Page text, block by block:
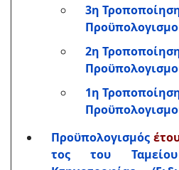
3η
2η
1η
Προϋπολογισμός
τος του